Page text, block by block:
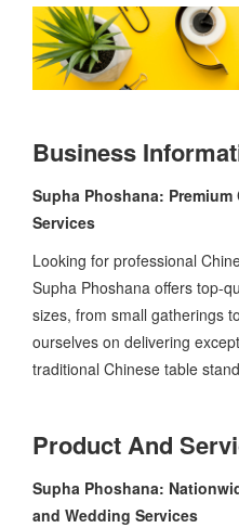
Business
Supha Phoshana:
Services
Looking for professional
Supha Phoshana offers top-
sizes, from small gatherings
ourselves on delivering
traditional Chinese table
Product And
Supha Phoshana:
and Wedding Services